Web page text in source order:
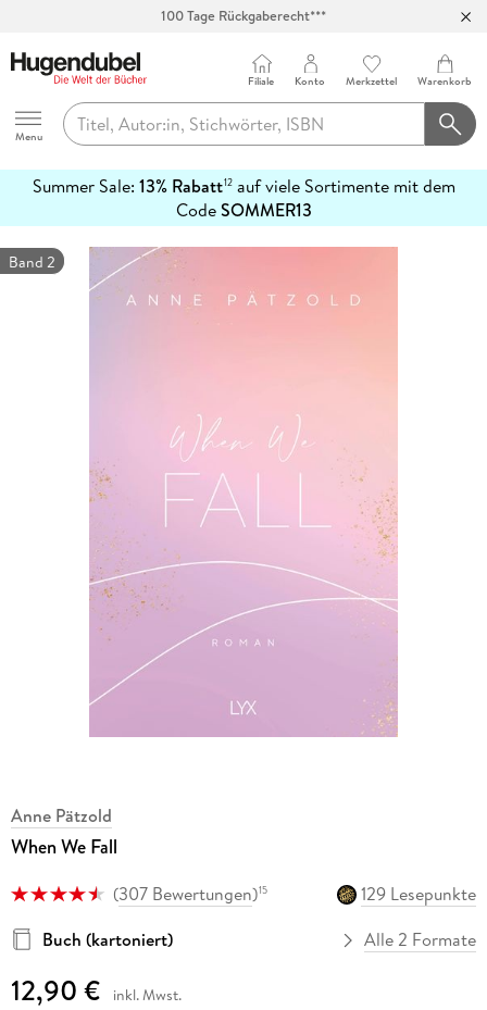
100 Tage Rückgaberecht***
Hugendubel
Menu
Filiale Konto Merkzettel Warenkorb
Summer Sale: 13% Rabatt12auf viele Sortimente mit dem
CodeSOMMER13
erfahren
Band 2
Anne Pätzold
When We Fall
(307 Bewertungen)15
129 Lesepunkte
Buch (kartoniert)
Alle 2 Formate
12,90 € inkl. Mwst.